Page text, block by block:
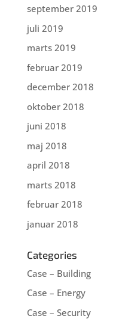
september 2019
juli 2019
marts 2019
februar 2019
december 2018
oktober 2018
juni 2018
maj 2018
april 2018
marts 2018
februar 2018
januar 2018
Categories
Case – Building
Case – Energy
Case – Security